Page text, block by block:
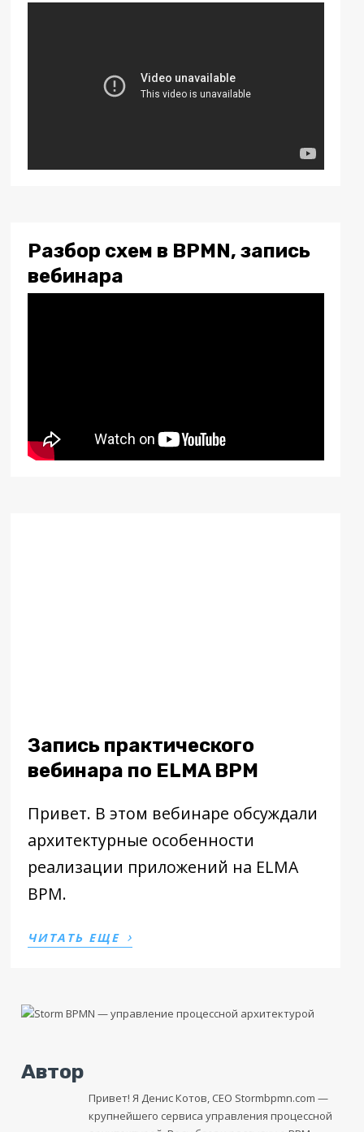
Разбор схем в BPMN, запись
вебинара
Запись практического
вебинара по ELMA BPM
Привет. В этом вебинаре обсуждали
архитектурные особенности
реализации приложений на ELMA
BPM.
ЧИТАТЬ ЕЩЕ ›
Автор
Привет! Я Денис Котов, CEO Stormbpmn.com —
крупнейшего сервиса управления процессной